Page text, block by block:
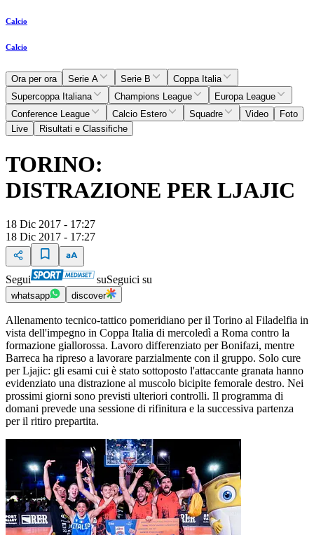
Calcio
Calcio
Ora per ora Serie A Serie B
Coppa Italia
Supercoppa Italiana
Champions League
Europa League
Conference League
Calcio Estero Squadre Video
Foto
Live
Risultati e Classifiche
TORINO:
DISTRAZIONE PER LJAJIC
18 Dic 2017 - 17:27
18 Dic 2017 - 17:27
Segui suSeguici su
whatsapp discover
Allenamento tecnico-tattico pomeridiano per il Torino al Filadelfia in
vista dell'impegno in Coppa Italia di mercoledì a Roma contro la
formazione giallorossa. Lavoro differenziato per Bonifazi, mentre
Barreca ha ripreso a lavorare parzialmente con il gruppo. Solo cure
per Ljajic: gli esami cui è stato sottoposto l'attaccante granata hanno
evidenziato una distrazione al muscolo bicipite femorale destro. Nei
prossimi giorni sono previsti ulteriori controlli. Il programma di
domani prevede una sessione di rifinitura e la successiva partenza
per il ritiro prepartita.